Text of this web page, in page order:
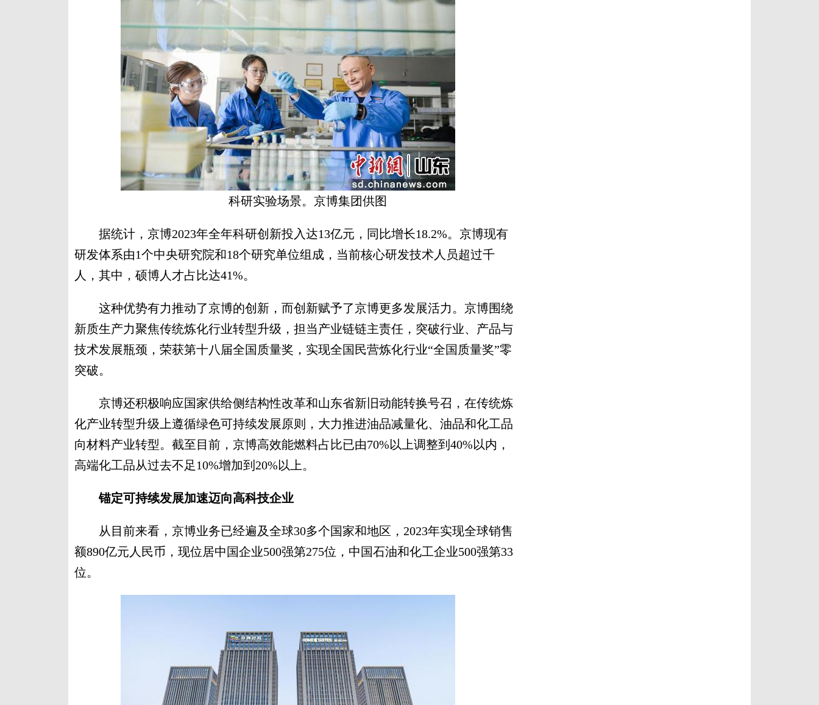
科研实验场景。京博集团供图
据统计，京博2023年全年科研创新投入达13亿元，同比增长18.2%。京博现有
研发体系由1个中央研究院和18个研究单位组成，当前核心研发技术人员超过千
人，其中，硕博人才占比达41%。
这种优势有力推动了京博的创新，而创新赋予了京博更多发展活力。京博围绕
新质生产力聚焦传统炼化行业转型升级，担当产业链链主责任，突破行业、产品与
技术发展瓶颈，荣获第十八届全国质量奖，实现全国民营炼化行业“全国质量奖”零
突破。
京博还积极响应国家供给侧结构性改革和山东省新旧动能转换号召，在传统炼
化产业转型升级上遵循绿色可持续发展原则，大力推进油品减量化、油品和化工品
向材料产业转型。截至目前，京博高效能燃料占比已由70%以上调整到40%以内，
高端化工品从过去不足10%增加到20%以上。
锚定可持续发展加速迈向高科技企业
从目前来看，京博业务已经遍及全球30多个国家和地区，2023年实现全球销售
额890亿元人民币，现位居中国企业500强第275位，中国石油和化工企业500强第33
位。